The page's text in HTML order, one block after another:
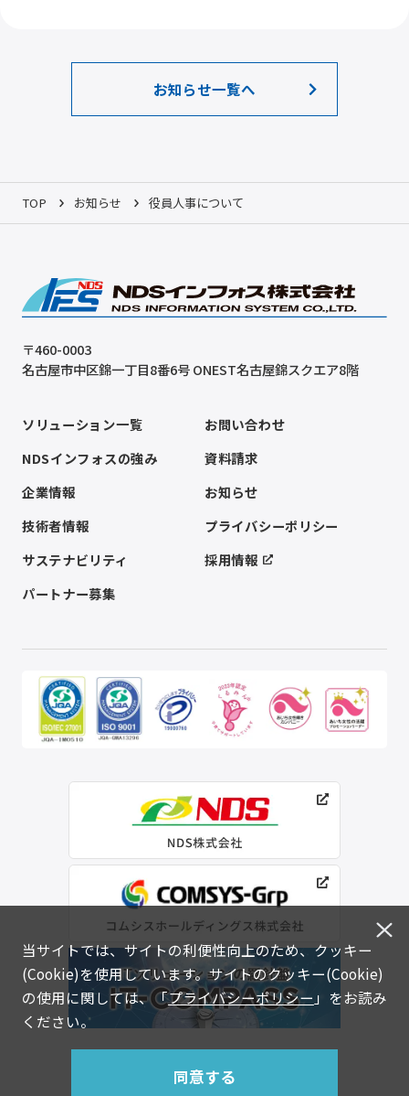
お知らせ一覧へ
TOP お知らせ 役員人事について
〒460-0003
名古屋市中区錦一丁目8番6号 ONEST名古屋錦スクエア8階
ソリューション一覧
NDSインフォスの強み
企業情報
技術者情報
サステナビリティ
パートナー募集
お問い合わせ
資料請求
お知らせ
プライバシーポリシー
採用情報
当サイトでは、サイトの利便性向上のため、クッキー
(Cookie)を使用しています。サイトのクッキー(Cookie)
の使用に関しては、「プライバシーポリシー 」をお読み
ください。
同意する